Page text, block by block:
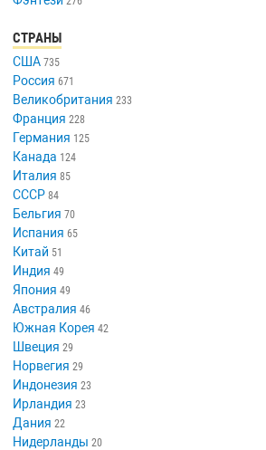
СТРАНЫ
США 735
Россия 671
Великобритания 233
Франция 228
Германия 125
Канада 124
Италия 85
СССР 84
Бельгия 70
Испания 65
Китай 51
Индия 49
Япония 49
Австралия 46
Южная Корея 42
Швеция 29
Норвегия 29
Индонезия 23
Ирландия 23
Дания 22
Нидерланды 20